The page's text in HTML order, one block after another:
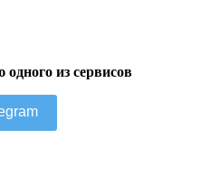
из сервисов